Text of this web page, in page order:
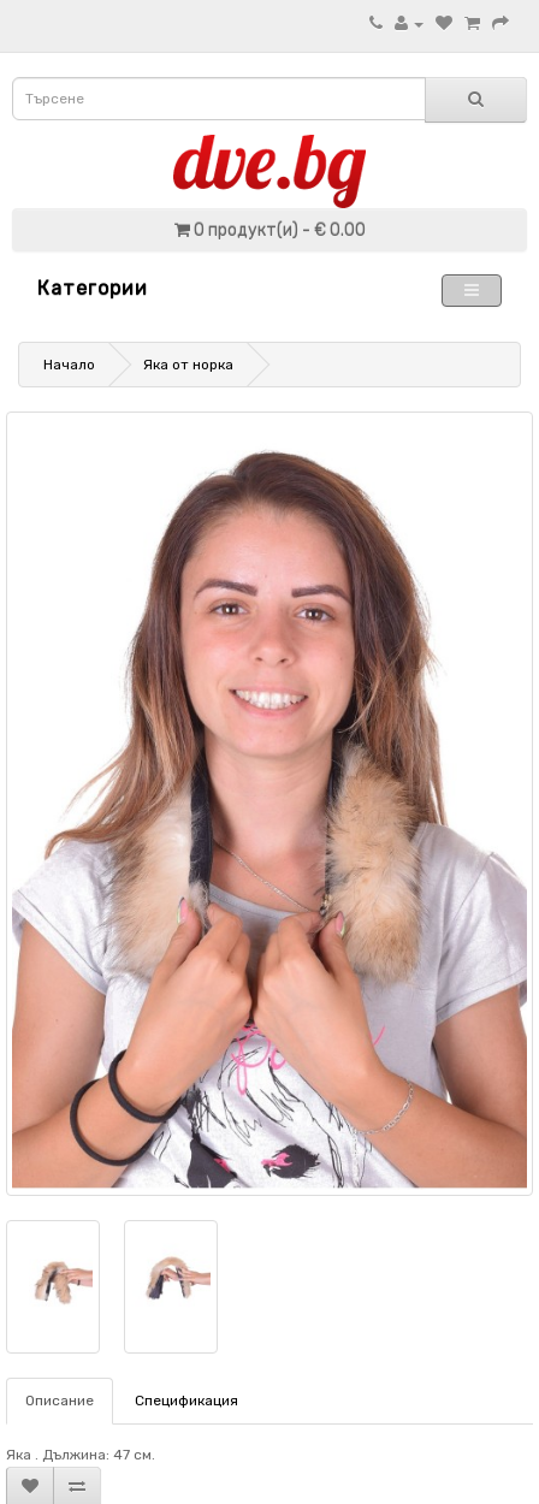
0 продукт(и) - € 0.00
Категории
Начало Яка от норка
Описание Спецификация
Яка . Дължина: 47 см.